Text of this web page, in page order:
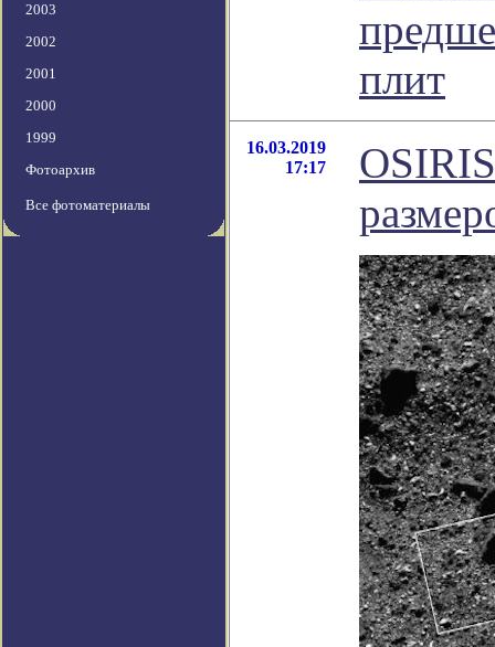
2003
2002
2001
2000
1999
Фотоархив
Все фотоматериалы
плит
16.03.2019
17:17